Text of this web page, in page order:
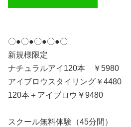
〇●〇●〇●〇●〇
新規様限定
ナチュラルアイ120本 ￥5980
アイブロウスタイリング￥4480
120本＋アイブロウ￥9480
スクール無料体験（45分間）